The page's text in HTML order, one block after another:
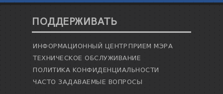
ПОДДЕРЖИВАТЬ
ИНФОРМАЦИОННЫЙ ЦЕНТРПРИЕМ МЭРА
ТЕХНИЧЕСКОЕ ОБСЛУЖИВАНИЕ
ПОЛИТИКА КОНФИДЕНЦИАЛЬНОСТИ
ЧАСТО ЗАДАВАЕМЫЕ ВОПРОСЫ